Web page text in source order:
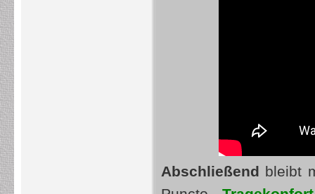
Abschließend bleibt